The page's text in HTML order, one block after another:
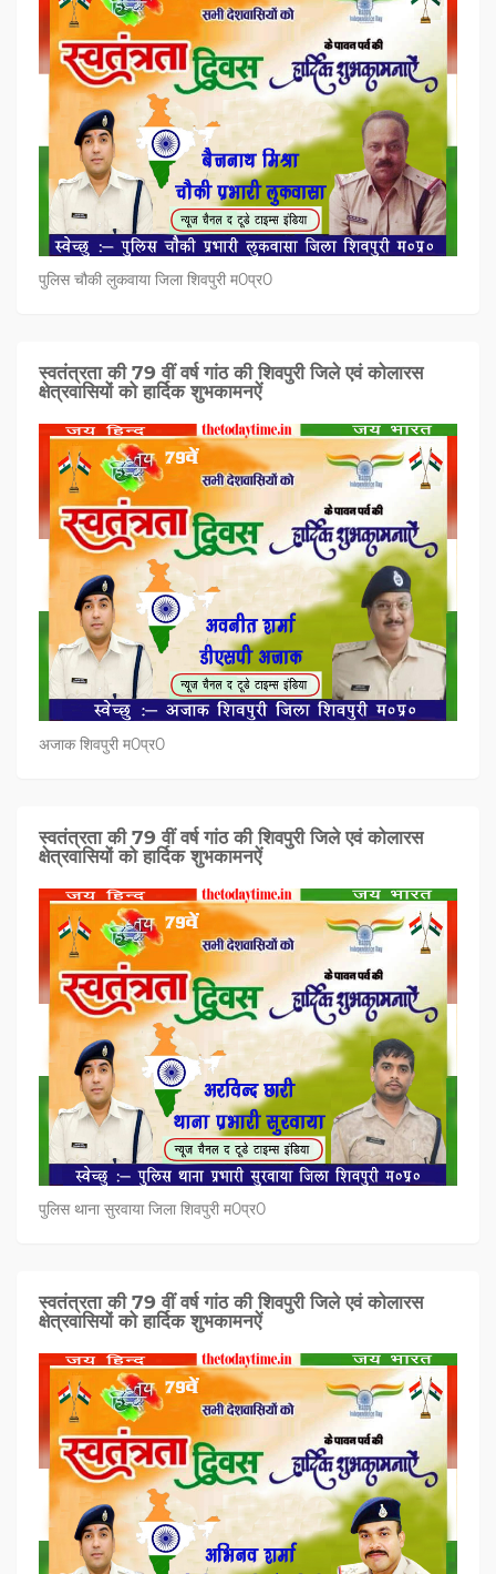
पुलिस चौकी लुकवाया जिला शिवपुरी म0प्र0
स्वतंत्रता की 79 वीं वर्ष गांठ की शिवपुरी जिले एवं कोलारस
क्षेत्रवासियों को हार्दिक शुभकामनऐं
अजाक शिवपुरी म0प्र0
स्वतंत्रता की 79 वीं वर्ष गांठ की शिवपुरी जिले एवं कोलारस
क्षेत्रवासियों को हार्दिक शुभकामनऐं
पुलिस थाना सुरवाया जिला शिवपुरी म0प्र0
स्वतंत्रता की 79 वीं वर्ष गांठ की शिवपुरी जिले एवं कोलारस
क्षेत्रवासियों को हार्दिक शुभकामनऐं